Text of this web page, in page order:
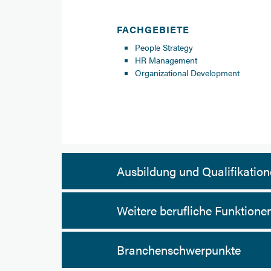
FACHGEBIETE
People Strategy
HR Management
Organizational Development
Ausbildung und
Weitere berufliche
Branchenschwerpunkte